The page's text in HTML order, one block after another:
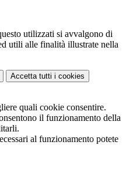
utilizzati si avvalgono di
utili alle finalità illustrate nella
Accetta tutti i cookies
quali cookie consentire.
il funzionamento della
al funzionamento potete